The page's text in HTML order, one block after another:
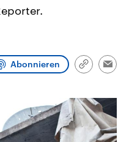
mit großem Einfluss auf
Abonnieren
Link